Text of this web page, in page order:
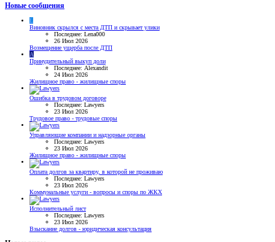
Новые сообщения
L
Виновник скрылся с места ДТП и скрывает улики
Последнее: Lena000
26 Июл 2026
Возмещение ущерба после ДТП
A
Принудительный выкуп доли
Последнее: Alexandit
24 Июл 2026
Жилищное право - жилищные споры
Ошибка в трудовом договоре
Последнее: Lawyers
23 Июл 2026
Трудовое право - трудовые споры
Управляющие компании и надзорные органы
Последнее: Lawyers
23 Июл 2026
Жилищное право - жилищные споры
Оплата долгов за квартиру, в которой не проживаю
Последнее: Lawyers
23 Июл 2026
Коммунальные услуги - вопросы и споры по ЖКХ
Исполнительный лист
Последнее: Lawyers
23 Июл 2026
Взыскание долгов - юридическая консультация